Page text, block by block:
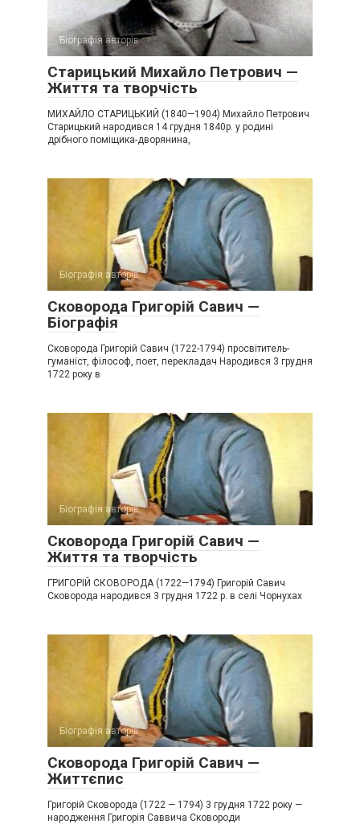
Біографія авторів
Старицький Михайло Петрович —
Життя та творчість
МИХАЙЛО СТАРИЦЬКИЙ (1840—1904) Михайло Петрович
Старицький народився 14 грудня 1840р. у родині
дрібного поміщика-дворянина,
Біографія авторів
Сковорода Григорій Савич —
Біографія
Сковорода Григорій Савич (1722-1794) просвітитель-
гуманіст, філософ, поет, перекладач Народився 3 грудня
1722 року в
Біографія авторів
Сковорода Григорій Савич —
Життя та творчість
ГРИГОРІЙ СКОВОРОДА (1722—1794) Григорій Савич
Сковорода народився 3 грудня 1722 р. в селі Чорнухах
Біографія авторів
Сковорода Григорій Савич —
Життєпис
Григорій Сковорода (1722 — 1794) 3 грудня 1722 року —
народження Григорія Саввича Сковороди